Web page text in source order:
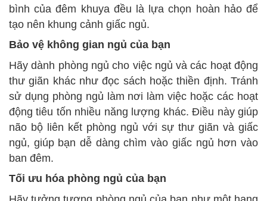
bình của đêm khuya đều là lựa chọn hoàn hảo để
tạo nên khung cảnh giấc ngủ.
Bảo vệ không gian ngủ của bạn
Hãy dành phòng ngủ cho việc ngủ và các hoạt động
thư giãn khác như đọc sách hoặc thiền định. Tránh
sử dụng phòng ngủ làm nơi làm việc hoặc các hoạt
động tiêu tốn nhiều năng lượng khác. Điều này giúp
não bộ liên kết phòng ngủ với sự thư giãn và giấc
ngủ, giúp bạn dễ dàng chìm vào giấc ngủ hơn vào
ban đêm.
Tối ưu hóa phòng ngủ của bạn